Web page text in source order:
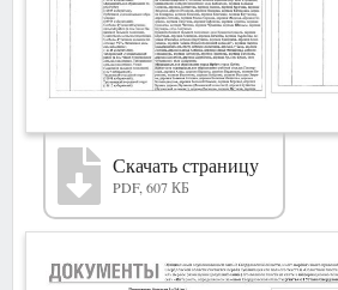
Скачать страницу
PDF, 607 КБ